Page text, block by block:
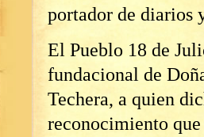
portador de diarios
El Pueblo 18 de
fundacional de
Techera, a quien
reconocimiento